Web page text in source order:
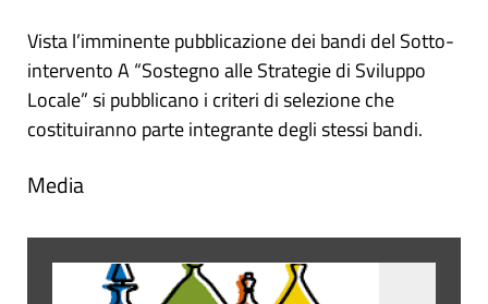
Vista l’imminente pubblicazione dei bandi del Sotto-
intervento A “Sostegno alle Strategie di Sviluppo
Locale” si pubblicano i criteri di selezione che
costituiranno parte integrante degli stessi bandi.
Media